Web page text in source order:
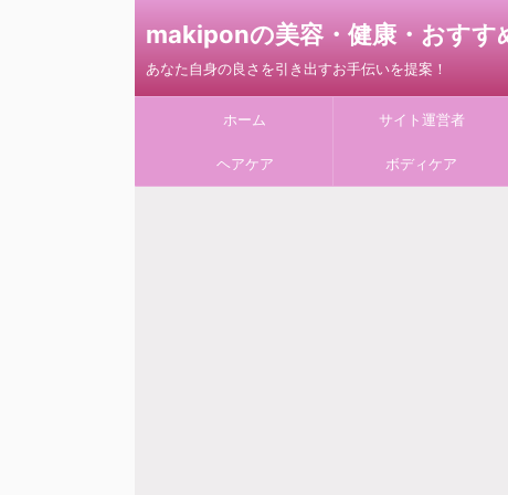
makiponの美容・健康・おすす
あなた自身の良さを引き出すお手伝いを提案！
ホーム サイト運営者
ヘアケア ボディケア